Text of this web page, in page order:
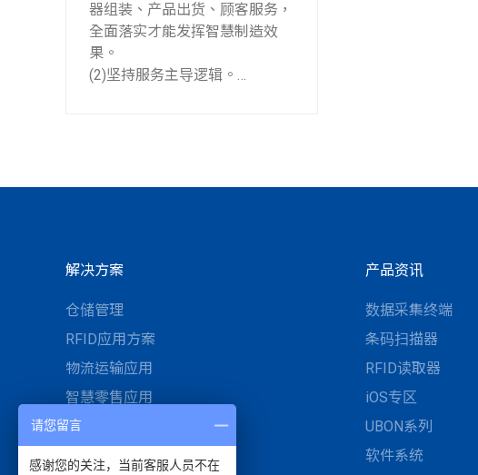
器组装、产品出货、顾客服务，
全面落实才能发挥智慧制造效
果。
(2)坚持服务主导逻辑。
解决方案
仓储管理
RFID应用方案
物流运输应用
智慧零售应用
智慧医疗与UDI医材管理
工业自动化与智慧制造
产品资讯
数据采集终端
条码扫描器
RFID读取器
iOS专区
UBON系列
软件系统
请您留言
感谢您的关注，当前客服人员不在